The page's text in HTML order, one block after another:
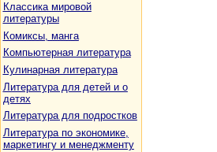
Классика мировой
литературы
Комиксы, манга
Компьютерная литература
Кулинарная литература
Литература для детей и о
детях
Литература для подростков
Литература по экономике,
маркетингу и менеджменту